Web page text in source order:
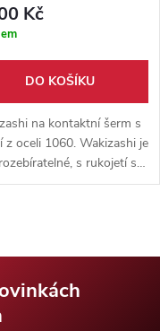
Kč
DO KOŠÍKU
na kontaktní šerm s
z oceli 1060. Wakizashi je
s rukojetí s
rejnočí kůží a dřevěnou